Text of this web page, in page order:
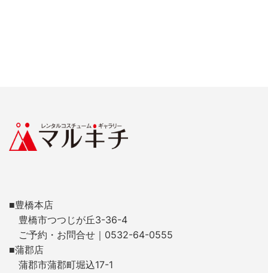
■豊橋本店
豊橋市つつじが丘3-36-4
ご予約・お問合せ｜0532-64-0555
■蒲郡店
蒲郡市蒲郡町堀込17-1